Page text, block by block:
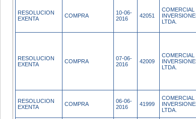
RESOLUCION
EXENTA
COMPRA
10-06-
2016
42051
COMERCIAL
LTDA.
RESOLUCION
EXENTA
COMPRA
07-06-
2016
42009
COMERCIAL
LTDA.
RESOLUCION
EXENTA
COMPRA
06-06-
2016
41999
COMERCIAL
LTDA.